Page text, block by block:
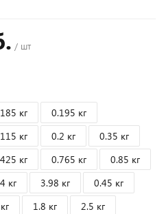
/ шт
кг
0.195 кг
кг 0.2 кг
0.35 кг
кг 0.765 кг
0.85 кг
кг 3.98 кг
0.45 кг
1.8 кг
2.5 кг